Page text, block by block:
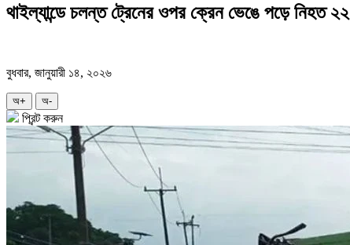
থাইল্যান্ডে চলন্ত ট্রেনের ওপর ক্রেন ভেঙে পড়ে নিহত ২২
বুধবার, জানুয়ারী ১৪, ২০২৬
অ+ অ-
প্রিন্ট করুন